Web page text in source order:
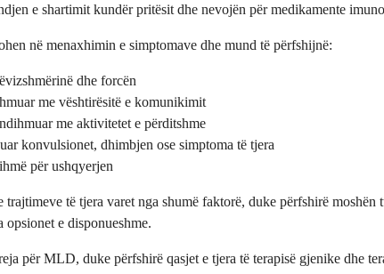
e shartimit kundër pritësit dhe nevojën për medikamente
në menaxhimin e simptomave dhe mund të përfshijnë:
dhe forcën
me vështirësitë e komunikimit
me aktivitetet e përditshme
konvulsionet, dhimbjen ose simptoma të tjera
për ushqyerjen
të tjera varet nga shumë faktorë, duke përfshirë
e disponueshme.
për MLD, duke përfshirë qasjet e tjera të terapisë gjenike dhe